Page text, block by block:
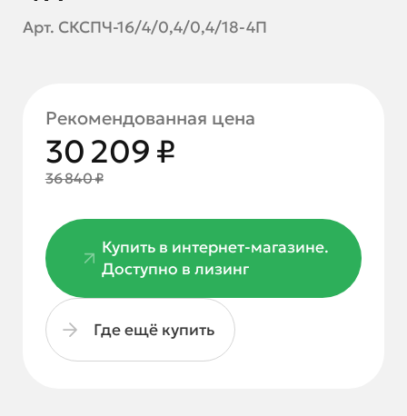
Арт. СКСПЧ-16/4/0,4/0,4/18-4П
Рекомендованная цена
30 209 ₽
36 840 ₽
Купить в интернет-магазине.
Доступно в лизинг
Где ещё купить